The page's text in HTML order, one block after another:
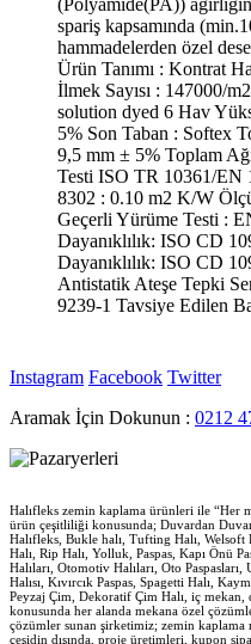
spariş kapsamında
hammadelerden özel
Ürün Tanımı : Kontrat
İlmek Sayısı : 147000/
solution dyed 6 Hav
5% Son Taban : Softex
9,5 mm ± 5% Toplam
Testi ISO TR 10361/EN
8302 : 0.10 m2 K/W
Geçerli Yürüme Testi :
Dayanıklılık: ISO CD
Dayanıklılık: ISO CD
Antistatik Ateşe Tepki
9239-1 Tavsiye Edilen
Instagram Facebook Twitter
Aramak İçin Dokunun : 0212
Halıfleks zemin kaplama ürünleri ile “Her
ürün çeşitliliği konusunda; Duvardan
Halıfleks, Bukle halı, Tufting Halı, Welsoft
Halı, Rip Halı, Yolluk, Paspas, Kapı Önü
Halıları, Otomotiv Halıları, Oto Paspasları,
Halısı, Kıvırcık Paspas, Spagetti Halı,
Peyzaj Çim, Dekoratif Çim Halı, iç mekan,
konusunda her alanda mekana özel
çözümler sunan şirketimiz; zemin
çeşidin dışında, proje üretimleri, kupon